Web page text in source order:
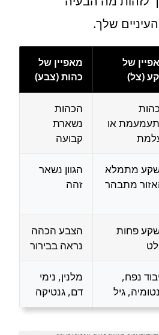
שלך.
של
(צל)
מאפיין של
כהות (צבע)
או
הכהות
נשארת
קבועה
מתמלא
מתבהר
הגוון נשאר
זהה
פחות
הצבע הכהה
נראה בבירור
נפח,
גיל
מלנין, נימי
דם, גנטיקה